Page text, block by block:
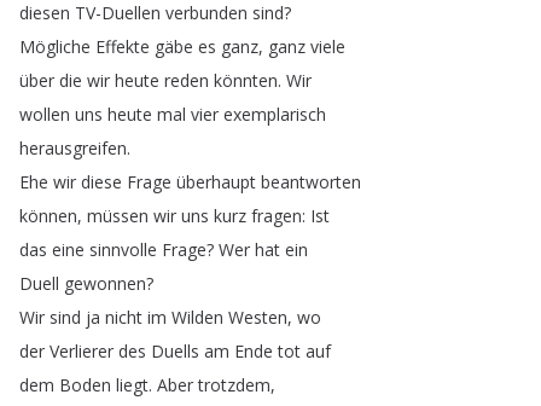
diesen TV-Duellen verbunden sind?
Mögliche Effekte gäbe es ganz, ganz viele
über die wir heute reden könnten. Wir
wollen uns heute mal vier exemplarisch
herausgreifen.
Ehe wir diese Frage überhaupt beantworten
können, müssen wir uns kurz fragen: Ist
das eine sinnvolle Frage? Wer hat ein
Duell gewonnen?
Wir sind ja nicht im Wilden Westen, wo
der Verlierer des Duells am Ende tot auf
dem Boden liegt. Aber trotzdem,